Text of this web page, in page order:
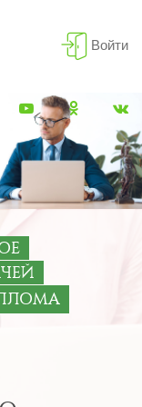
Войти